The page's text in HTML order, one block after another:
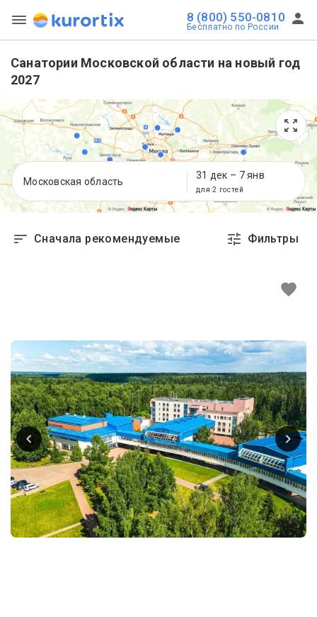
8 (800) 550-0810
Бесплатно по России
Санатории Московской области на новый год
2027
Московская область
31 дек – 7 янв
для 2 гостей
Сначала рекомендуемые Фильтры